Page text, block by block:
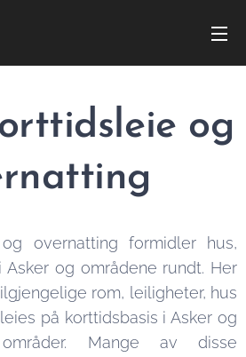
og
overnatting formidler hus,
og områdene rundt. Her
rom, leiligheter, hus
på korttidsbasis i Asker og
områder. Mange av disse